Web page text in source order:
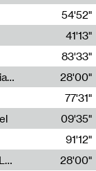
54'52"
41'13"
83'33"
Radia Show #1113 : FOSSIL///NOISE by Fabiana Gibim / Wave Farm
28'00"
77'31"
09'35"
91'12"
Radia Show #1112 : The Sonic Epidermis of Lake Léman by Paul Courlet / Guest Slot
28'00"